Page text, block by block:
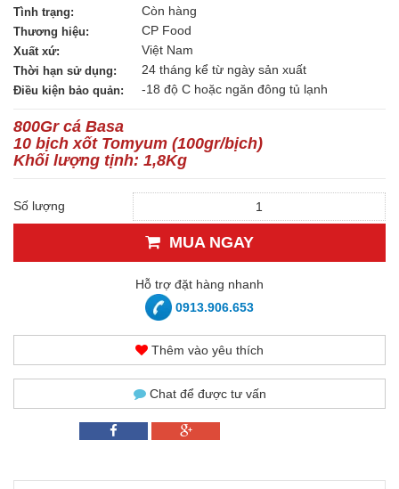
Tình trạng: Còn hàng
Thương hiệu: CP Food
Xuất xứ: Việt Nam
Thời hạn sử dụng: 24 tháng kể từ ngày sản xuất
Điều kiện bảo quản: -18 độ C hoặc ngăn đông tủ lạnh
800Gr cá Basa
10 bịch xốt Tomyum (100gr/bịch)
Khối lượng tịnh: 1,8Kg
Số lượng
MUA NGAY
Hỗ trợ đặt hàng nhanh
0913.906.653
Thêm vào yêu thích
Chat để được tư vấn